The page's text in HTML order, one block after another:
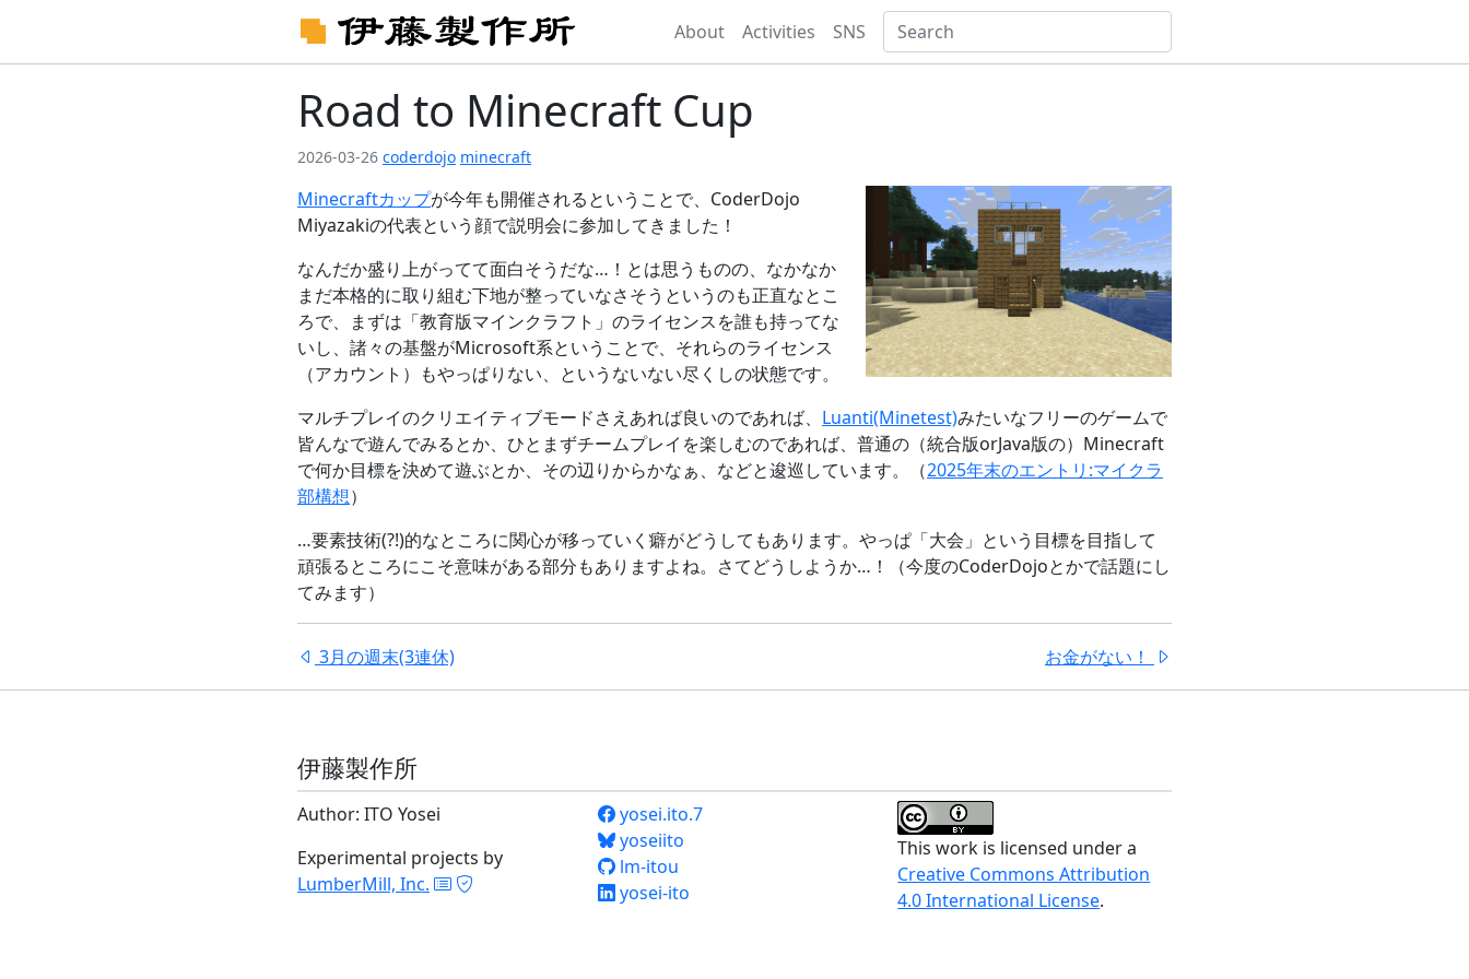
About Activities SNS
Road to Minecraft Cup
2026-03-26 coderdojo minecraft
Minecraftカップが今年も開催されるということで、CoderDojo
Miyazakiの代表という顔で説明会に参加してきました！
なんだか盛り上がってて面白そうだな…！とは思うものの、なかなか
まだ本格的に取り組む下地が整っていなさそうというのも正直なとこ
ろで、まずは「教育版マインクラフト」のライセンスを誰も持ってな
いし、諸々の基盤がMicrosoft系ということで、それらのライセンス
（アカウント）もやっぱりない、というないない尽くしの状態です。
マルチプレイのクリエイティブモードさえあれば良いのであれば、 Luanti(Minetest)みたいなフリーのゲームで
皆んなで遊んでみるとか、ひとまずチームプレイを楽しむのであれば、普通の（統合版orJava版の）Minecraft
で何か目標を決めて遊ぶとか、その辺りからかなぁ、などと逡巡しています。（2025年末のエントリ:マイクラ
部構想）
…要素技術(?!)的なところに関心が移っていく癖がどうしてもあります。やっぱ「大会」という目標を目指して
頑張るところにこそ意味がある部分もありますよね。さてどうしようか…！（今度のCoderDojoとかで話題にし
てみます）
3月の週末(3連休) お金がない！
伊藤製作所
Author: ITO Yosei
Experimental projects by
LumberMill, Inc.
yosei.ito.7
yoseiito
lm-itou
yosei-ito
This work is licensed under a
Creative Commons Attribution
4.0 International License.